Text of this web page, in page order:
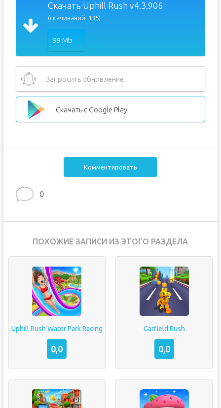
Скачать Uphill Rush v4.3.906
(скачиваний: 135)
99 Mb
Запросить обновление
Скачать с Google Play
Комментировать
0
ПОХОЖИЕ ЗАПИСИ ИЗ ЭТОГО РАЗДЕЛА
Uphill Rush Water Park Racing
0,0
Garfield Rush
0,0